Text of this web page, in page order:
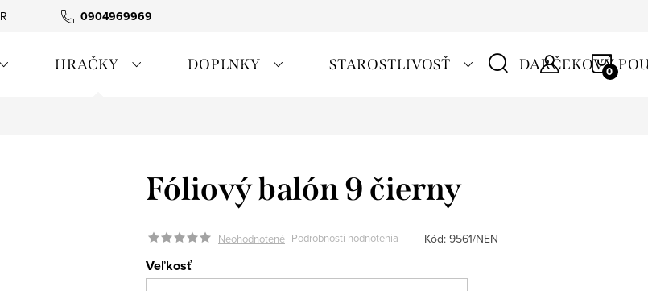
0904969969
Rýchla expedícia Tovar skladom
HRAČKY DOPLNKY STAROSTLIVOSŤ DARČEKOVÝ
Fóliový balón 9 čierny
Neohodnotené Podrobnosti hodnotenia Kód: 9561/NEN
Veľkosť